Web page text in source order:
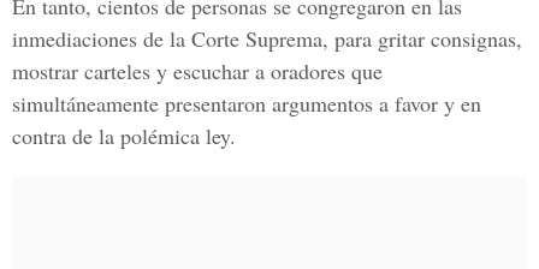
En tanto, cientos de personas se congregaron en las
inmediaciones de la Corte Suprema, para gritar consignas,
mostrar carteles y escuchar a oradores que
simultáneamente presentaron argumentos a favor y en
contra de la polémica ley.